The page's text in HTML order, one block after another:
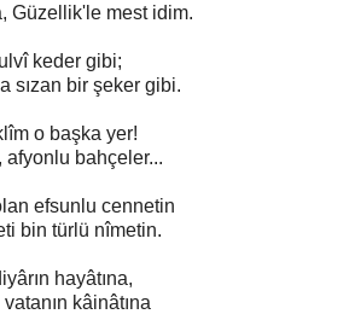
Güzellik'le mest idim.
keder gibi;
sızan bir şeker gibi.
o başka yer!
bahçeler...
efsunlu cennetin
bin türlü nîmetin.
hayâtına,
kâinâtına